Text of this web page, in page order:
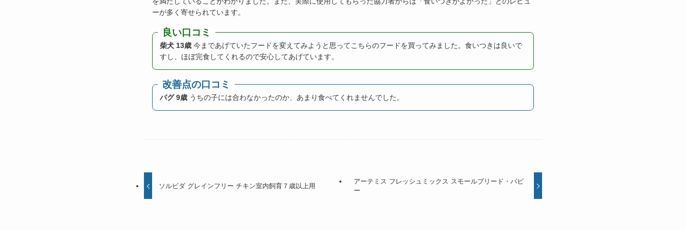
ーが多く寄せられています。
良い口コミ
柴犬 13歳 今まであげていたフードを変えてみようと思ってこちらのフードを買ってみました。食いつきは良いで
すし、ほぼ完食してくれるので安心してあげています。
改善点の口コミ
パグ 9歳 うちの子には合わなかったのか、あまり食べてくれませんでした。
ソルビダ グレインフリー チキン室内飼育７歳以上用
アーテミス フレッシュミックス スモールブリード・パピ
ー